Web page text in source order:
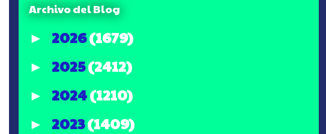
Archivo del Blog
► 2026(1679)
► 2025(2412)
► 2024(1210)
► 2023(1409)